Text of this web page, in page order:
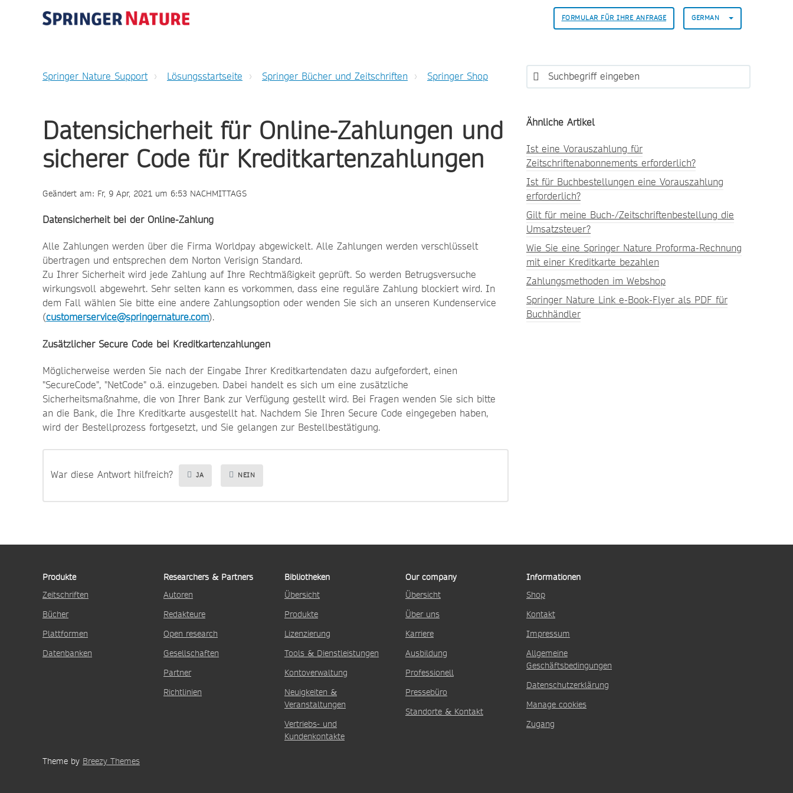
FORMULAR FÜR IHRE ANFRAGE GERMAN
Springer Nature Support Lösungsstartseite Springer Bücher und Zeitschriften Springer Shop
Datensicherheit für Online-Zahlungen und
sicherer Code für Kreditkartenzahlungen
Geändert am: Fr, 9 Apr, 2021 um 6:53 NACHMITTAGS
Datensicherheit bei der Online-Zahlung
Alle Zahlungen werden über die Firma Worldpay abgewickelt. Alle Zahlungen werden verschlüsselt
übertragen und entsprechen dem Norton Verisign Standard.
Zu Ihrer Sicherheit wird jede Zahlung auf Ihre Rechtmäßigkeit geprüft. So werden Betrugsversuche
wirkungsvoll abgewehrt. Sehr selten kann es vorkommen, dass eine reguläre Zahlung blockiert wird. In
dem Fall wählen Sie bitte eine andere Zahlungsoption oder wenden Sie sich an unseren Kundenservice
(customerservice@springernature.com).
Zusätzlicher Secure Code bei Kreditkartenzahlungen
Möglicherweise werden Sie nach der Eingabe Ihrer Kreditkartendaten dazu aufgefordert, einen
"SecureCode", "NetCode" o.ä. einzugeben. Dabei handelt es sich um eine zusätzliche
Sicherheitsmaßnahme, die von Ihrer Bank zur Verfügung gestellt wird. Bei Fragen wenden Sie sich bitte
an die Bank, die Ihre Kreditkarte ausgestellt hat. Nachdem Sie Ihren Secure Code eingegeben haben,
wird der Bestellprozess fortgesetzt, und Sie gelangen zur Bestellbestätigung.
War diese Antwort hilfreich? JA NEIN
Ähnliche Artikel
Ist eine Vorauszahlung für
Zeitschriftenabonnements erforderlich?
Ist für Buchbestellungen eine Vorauszahlung
erforderlich?
Gilt für meine Buch-/Zeitschriftenbestellung die
Umsatzsteuer?
Wie Sie eine Springer Nature Proforma-Rechnung
mit einer Kreditkarte bezahlen
Zahlungsmethoden im Webshop
Springer Nature Link e-Book-Flyer als PDF für
Buchhändler
Produkte
Zeitschriften
Bücher
Plattformen
Datenbanken
Researchers & Partners
Autoren
Redakteure
Open research
Gesellschaften
Partner
Richtlinien
Bibliotheken
Übersicht
Produkte
Lizenzierung
Tools & Dienstleistungen
Kontoverwaltung
Neuigkeiten &
Veranstaltungen
Vertriebs- und
Kundenkontakte
Our company
Übersicht
Über uns
Karriere
Ausbildung
Professionell
Pressebüro
Standorte & Kontakt
Informationen
Shop
Kontakt
Impressum
Allgemeine
Geschäftsbedingungen
Datenschutzerklärung
Manage cookies
Zugang
Theme by Breezy Themes